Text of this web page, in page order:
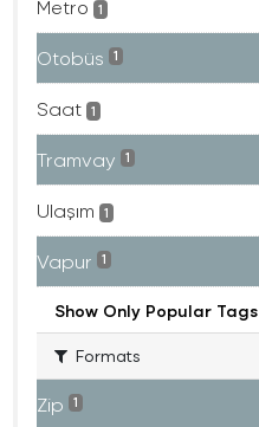
Metro 1
Otobüs 1
Saat 1
Tramvay 1
Ulaşım 1
Vapur 1
Show Only Popular Tags
Formats
Zip 1